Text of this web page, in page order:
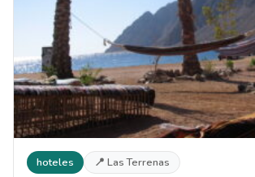
hoteles 📍 Las Terrenas